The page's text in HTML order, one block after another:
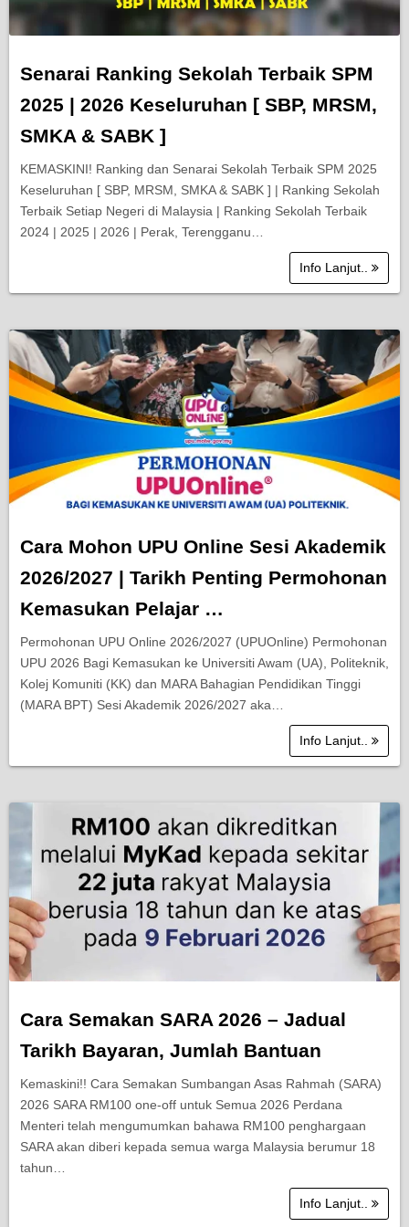
Senarai Ranking Sekolah Terbaik SPM
2025 | 2026 Keseluruhan [ SBP, MRSM,
SMKA & SABK ]
KEMASKINI! Ranking dan Senarai Sekolah Terbaik SPM 2025
Keseluruhan [ SBP, MRSM, SMKA & SABK ] | Ranking Sekolah
Terbaik Setiap Negeri di Malaysia | Ranking Sekolah Terbaik
2024 | 2025 | 2026 | Perak, Terengganu…
Info Lanjut..
Cara Mohon UPU Online Sesi Akademik
2026/2027 | Tarikh Penting Permohonan
Kemasukan Pelajar …
Permohonan UPU Online 2026/2027 (UPUOnline) Permohonan
UPU 2026 Bagi Kemasukan ke Universiti Awam (UA), Politeknik,
Kolej Komuniti (KK) dan MARA Bahagian Pendidikan Tinggi
(MARA BPT) Sesi Akademik 2026/2027 aka…
Info Lanjut..
Cara Semakan SARA 2026 – Jadual
Tarikh Bayaran, Jumlah Bantuan
Kemaskini!! Cara Semakan Sumbangan Asas Rahmah (SARA)
2026 SARA RM100 one-off untuk Semua 2026 Perdana
Menteri telah mengumumkan bahawa RM100 penghargaan
SARA akan diberi kepada semua warga Malaysia berumur 18
tahun…
Info Lanjut..